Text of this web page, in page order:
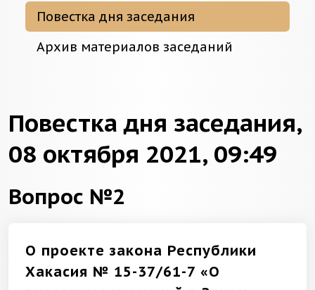
Повестка дня заседания
Архив материалов заседаний
Повестка дня заседания,
08 октября 2021, 09:49
Вопрос №2
О проекте закона Республики
Хакасия № 15-37/61-7 «О